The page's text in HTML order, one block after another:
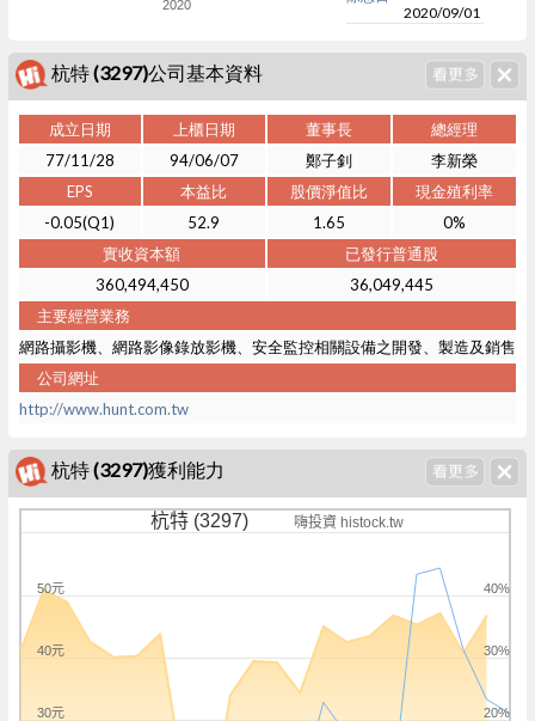
2020
2020/09/01
杭特 (3297)公司基本資料
成立日期 上櫃日期 董事長
總經理
77/11/28
94/06/07 鄭子釗
李新榮
EPS
本益比 股價淨值比
現金殖利率
-0.05(Q1)
52.9 1.65
0%
實收資本額
已發行普通股
360,494,450
36,049,445
主要經營業務
網路攝影機、網路影像錄放影機、安全監控相關設備之開發、製造及銷售
公司網址
http://www.hunt.com.tw
杭特 (3297)獲利能力
杭特 (3297) 嗨投資 histock.tw
20%
30%
40%
30元
40元
50元